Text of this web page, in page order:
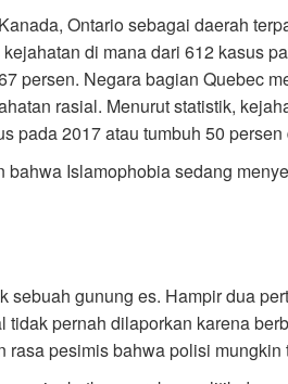
Ontario sebagai daerah
di mana dari 612 kasus
persen. Negara bagian Quebec
rasial. Menurut statistik,
pada 2017 atau tumbuh 50 persen
bahwa Islamophobia sedang
sebuah gunung es. Hampir dua
tidak pernah dilaporkan karena
rasa pesimis bahwa polisi